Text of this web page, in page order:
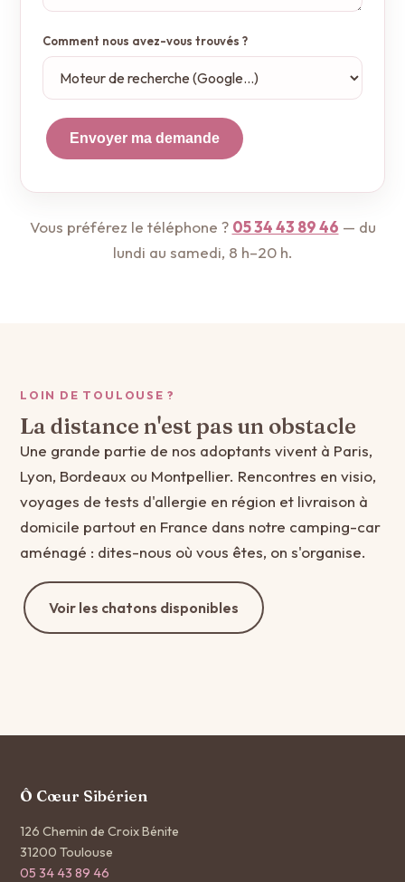
Comment nous avez-vous trouvés ?
Envoyer ma demande
Vous préférez le téléphone ? 05 34 43 89 46 — du
lundi au samedi, 8 h–20 h.
LOIN DE TOULOUSE ?
La distance n'est pas un obstacle
Une grande partie de nos adoptants vivent à Paris,
Lyon, Bordeaux ou Montpellier. Rencontres en visio,
voyages de tests d'allergie en région et livraison à
domicile partout en France dans notre camping-car
aménagé : dites-nous où vous êtes, on s'organise.
Voir les chatons disponibles
Ô Cœur Sibérien
126 Chemin de Croix Bénite
31200 Toulouse
05 34 43 89 46